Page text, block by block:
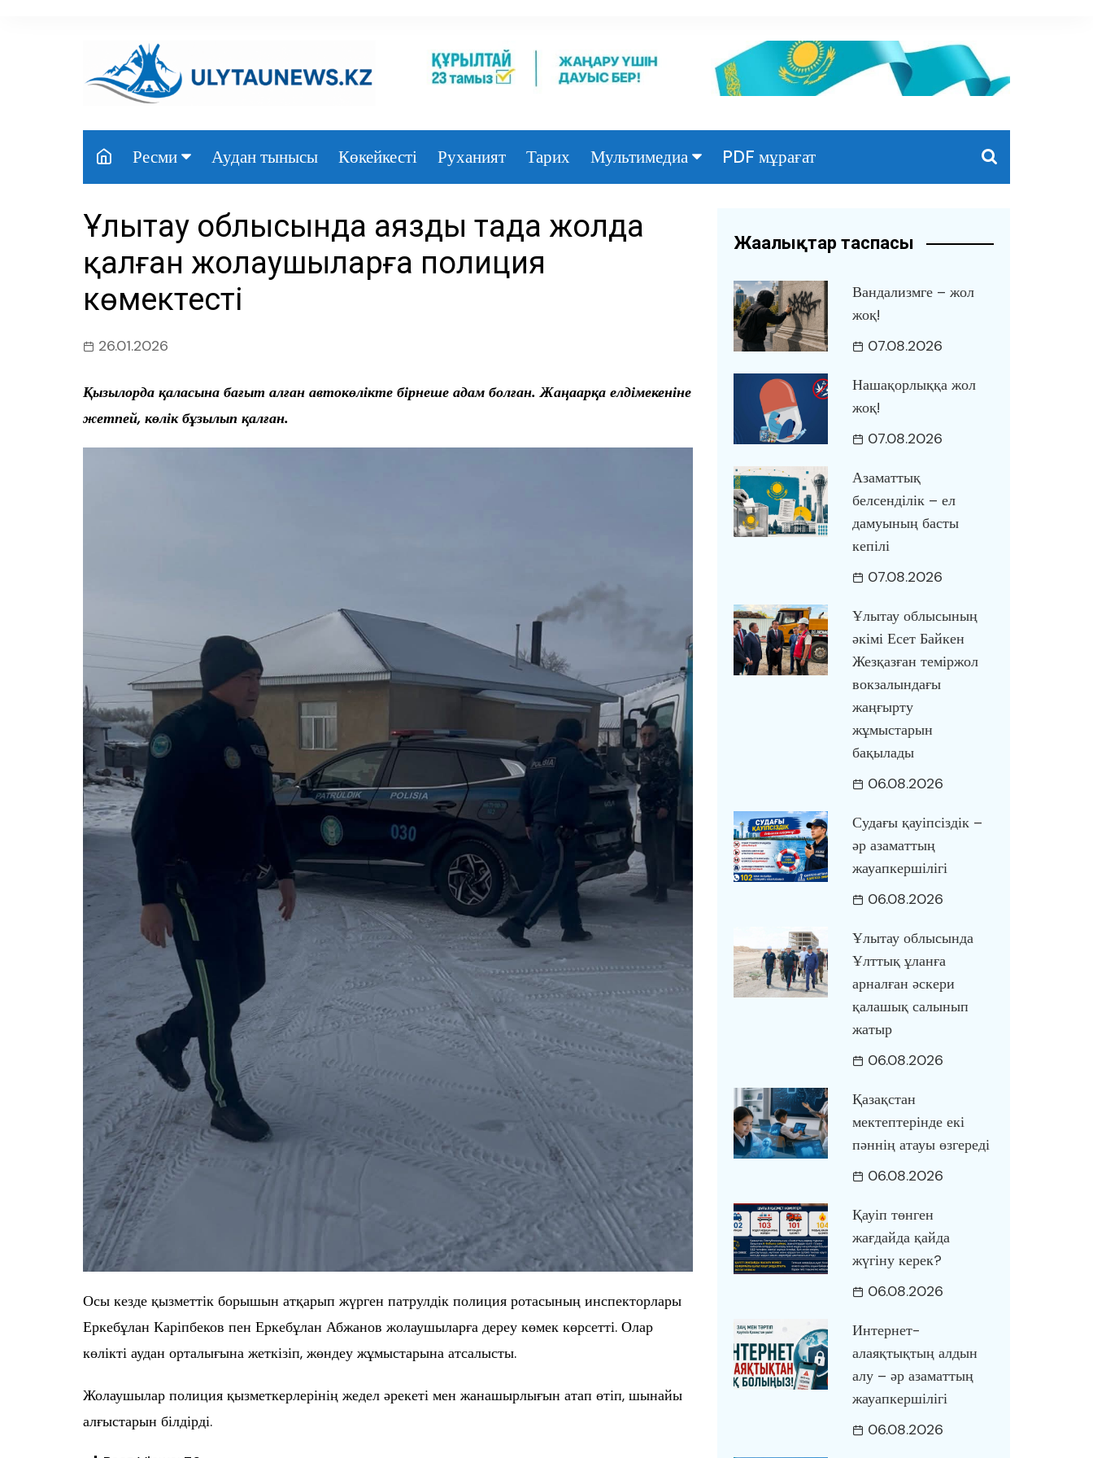
Ресми
Үкімет
Парламент
Облыс әкімдігі
Аудан тынысы Көкейкесті Руханият Тарих Мультимедиа
Видео
PDF мұрағат
Ұлытау облысында аязды таңда жолда
қалған жолаушыларға полиция
көмектесті
26.01.2026
Қызылорда қаласына бағыт алған автокөлікте бірнеше адам болған. Жаңаарқа елдімекеніне
жетпей, көлік бұзылып қалған.
Осы кезде қызметтік борышын атқарып жүрген патрулдік полиция ротасының инспекторлары
Еркебұлан Каріпбеков пен Еркебұлан Абжанов жолаушыларға дереу көмек көрсетті. Олар
көлікті аудан орталығына жеткізіп, жөндеу жұмыстарына атсалысты.
Жолаушылар полиция қызметкерлерінің жедел әрекеті мен жанашырлығын атап өтіп, шынайы
алғыстарын білдірді.
Жаңалықтар таспасы
Вандализмге – жол
жоқ!
07.08.2026
Нашақорлыққа жол
жоқ!
07.08.2026
Азаматтық
белсенділік – ел
дамуының басты
кепілі
07.08.2026
Ұлытау облысының
әкімі Есет Байкен
Жезқазған теміржол
вокзалындағы
жаңғырту
жұмыстарын
бақылады
06.08.2026
Судағы қауіпсіздік –
әр азаматтың
жауапкершілігі
06.08.2026
Ұлытау облысында
Ұлттық ұланға
арналған әскери
қалашық салынып
жатыр
06.08.2026
Қазақстан
мектептерінде екі
пәннің атауы өзгереді
06.08.2026
Қауіп төнген
жағдайда қайда
жүгіну керек?
06.08.2026
Интернет-
алаяқтықтың алдын
алу – әр азаматтың
жауапкершілігі
06.08.2026